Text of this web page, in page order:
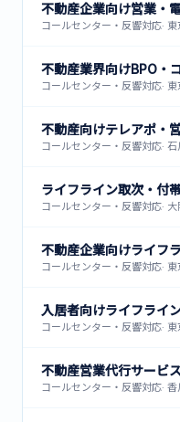
不動産企業向け営業・
コールセンター・反響対応· 東
不動産業界向けBPO・
コールセンター・反響対応· 東
不動産向けテレアポ・
コールセンター・反響対応· 石
ライフライン取次・付
コールセンター・反響対応· 大
不動産企業向けライフ
コールセンター・反響対応· 東
入居者向けライフライ
コールセンター・反響対応· 東
不動産営業代行サービス
コールセンター・反響対応· 香